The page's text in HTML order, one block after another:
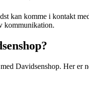
kan komme i kontakt
kommunikation.
Davidsenshop. Her er